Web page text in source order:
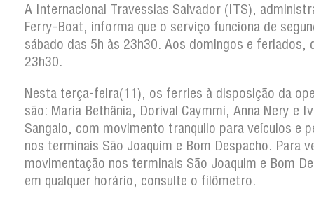
A Internacional Travessias Salvador (ITS),
Ferry-Boat, informa que o serviço funciona de
sábado das 5h às 23h30. Aos domingos e feriados,
23h30.
Nesta terça-feira(11), os ferries à disposição da
são: Maria Bethânia, Dorival Caymmi, Anna Nery e
Sangalo, com movimento tranquilo para veículos e
nos terminais São Joaquim e Bom Despacho. Para
movimentação nos terminais São Joaquim e Bom
em qualquer horário, consulte o filômetro.